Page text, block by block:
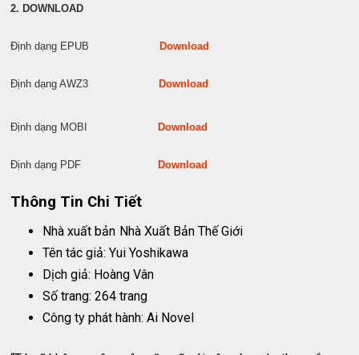
2. DOWNLOAD
Định dạng EPUB Download
Định dạng AWZ3 Download
Định dạng MOBI Download
Định dạng PDF Download
Thông Tin Chi Tiết
Nhà xuất bản Nhà Xuất Bản Thế Giới
Tên tác giả: Yui Yoshikawa
Dịch giả: Hoàng Vân
Số trang: 264 trang
Công ty phát hành: Ai Novel